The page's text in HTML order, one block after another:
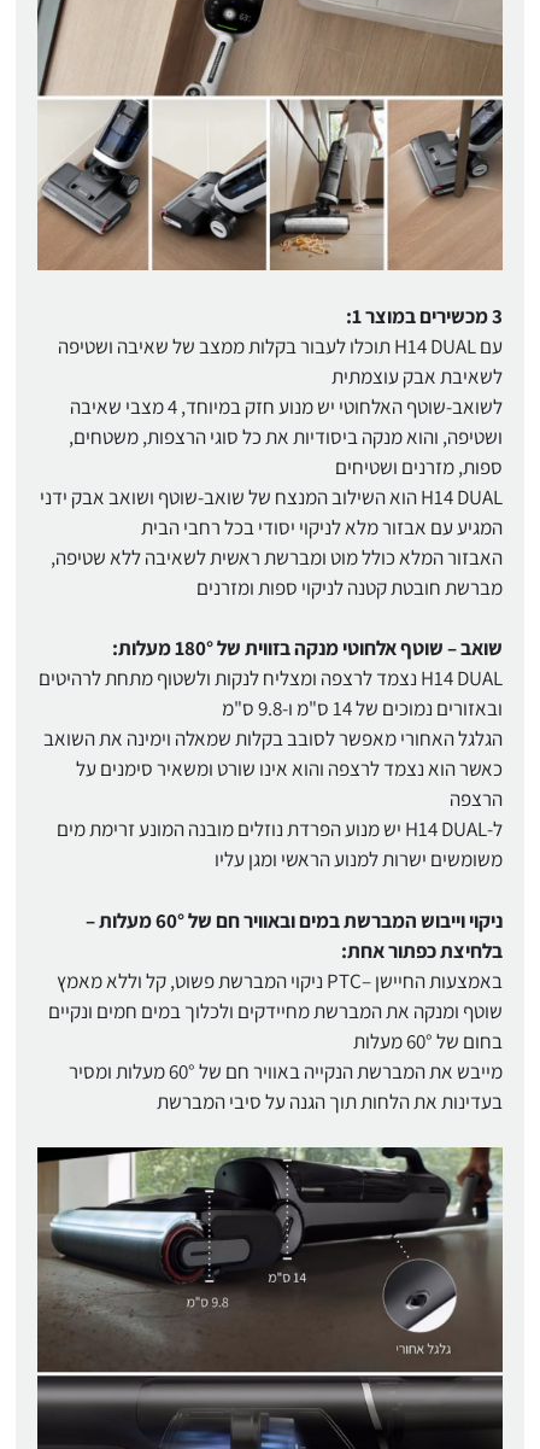
3 מכשירים במוצר 1:
עם H14 DUAL תוכלו לעבור בקלות ממצב של שאיבה ושטיפה
לשאיבת אבק עוצמתית
לשואב-שוטף האלחוטי יש מנוע חזק במיוחד, 4 מצבי שאיבה
ושטיפה, והוא מנקה ביסודיות את כל סוגי הרצפות, משטחים,
ספות, מזרנים ושטיחים
H14 DUAL הוא השילוב המנצח של שואב-שוטף ושואב אבק ידני
המגיע עם אבזור מלא לניקוי יסודי בכל רחבי הבית
האבזור המלא כולל מוט ומברשת ראשית לשאיבה ללא שטיפה,
מברשת חובטת קטנה לניקוי ספות ומזרנים
שואב – שוטף אלחוטי מנקה בזווית של 180° מעלות:
H14 DUAL נצמד לרצפה ומצליח לנקות ולשטוף מתחת לרהיטים
ובאזורים נמוכים של 14 ס"מ ו-9.8 ס"מ
הגלגל האחורי מאפשר לסובב בקלות שמאלה וימינה את השואב
כאשר הוא נצמד לרצפה והוא אינו שורט ומשאיר סימנים על
הרצפה
ל-H14 DUAL יש מנוע הפרדת נוזלים מובנה המונע זרימת מים
משומשים ישרות למנוע הראשי ומגן עליו
ניקוי וייבוש המברשת במים ובאוויר חם של 60° מעלות –
בלחיצת כפתור אחת:
באמצעות החיישן –PTC ניקוי המברשת פשוט, קל וללא מאמץ
שוטף ומנקה את המברשת מחיידקים ולכלוך במים חמים ונקיים
בחום של 60° מעלות
מייבש את המברשת הנקייה באוויר חם של 60° מעלות ומסיר
בעדינות את הלחות תוך הגנה על סיבי המברשת